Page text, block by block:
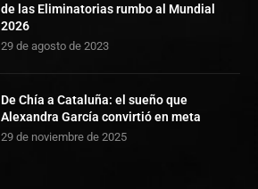
de las Eliminatorias rumbo al Mundial
2026
29 de agosto de 2023
De Chía a Cataluña: el sueño que
Alexandra García convirtió en meta
29 de noviembre de 2025